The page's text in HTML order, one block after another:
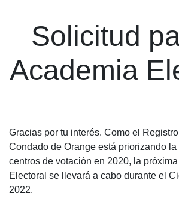
Solicitud
Academia
Gracias por tu interés. Como el
Condado de Orange está priorizando
centros de votación en 2020, la
Electoral se llevará a cabo durante el
2022.